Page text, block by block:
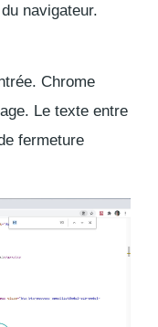
navigateur.
Chrome
Le texte entre
fermeture